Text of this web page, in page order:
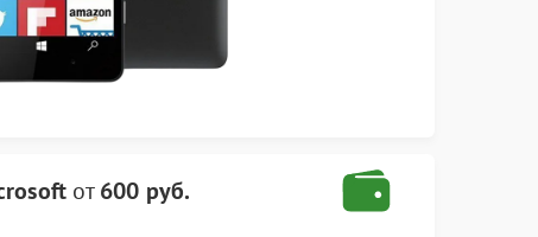
от600 руб.